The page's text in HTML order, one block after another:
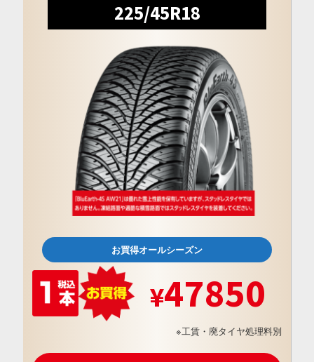
225/45R18
お買得オールシーズン
47850
※工賃・廃タイヤ処理料別